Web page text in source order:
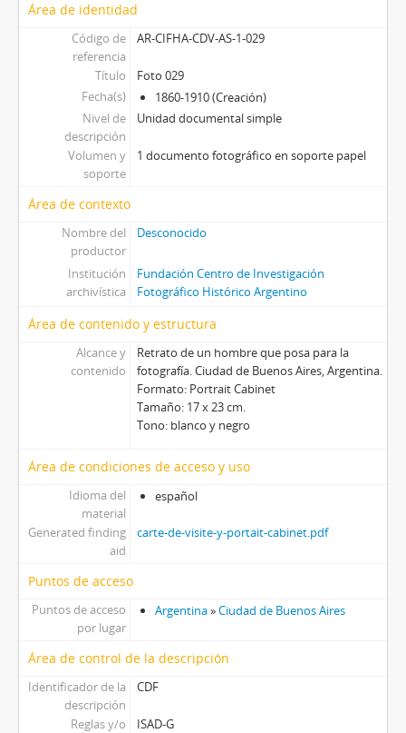
[Unidad documental simple] Foto 061, 1860-1910
[Subserie] Subserie 2, 1860-1910
[Subserie] Subserie 3, 1860-1910
[Subserie] Subserie 4, 1860-1910
[Subserie] Subserie 5, 1860-1910
[Serie] Serie Lanus, 1850-1930
[Serie] Pangol, 1860-1910
Área de identidad
Código de
referencia
AR-CIFHA-CDV-AS-1-029
Título
Foto 029
Fecha(s)
1860-1910 (Creación)
Nivel de
descripción
Unidad documental simple
Volumen y
soporte
1 documento fotográfico en soporte papel
Área de contexto
Nombre del
productor
Desconocido
Institución
archivística
Fundación Centro de Investigación
Fotográfico Histórico Argentino
Área de contenido y estructura
Alcance y
contenido
Retrato de un hombre que posa para la
fotografía. Ciudad de Buenos Aires, Argentina.
Formato: Portrait Cabinet
Tamaño: 17 x 23 cm.
Tono: blanco y negro
Área de condiciones de acceso y uso
Idioma del
material
español
Generated finding
aid
carte-de-visite-y-portait-cabinet.pdf
Puntos de acceso
Puntos de acceso
por lugar
Argentina»Ciudad de Buenos Aires
Área de control de la descripción
Identificador de la
descripción
CDF
Reglas y/o
ISAD-G